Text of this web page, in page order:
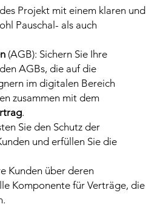
Projekt mit einem klaren und
Pauschal- als auch
(AGB): Sichern Sie Ihre
AGBs, die auf die
im digitalen Bereich
zusammen mit dem
.
Sie den Schutz der
und erfüllen Sie die
Kunden über deren
Komponente für Verträge, die